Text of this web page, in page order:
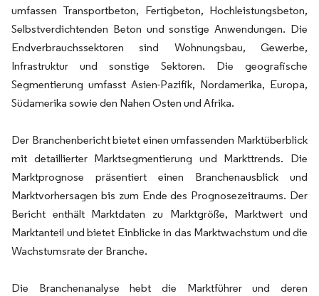
umfassen Transportbeton, Fertigbeton, Hochleistungsbeton,
Selbstverdichtenden Beton und sonstige Anwendungen. Die
Endverbrauchssektoren sind Wohnungsbau, Gewerbe,
Infrastruktur und sonstige Sektoren. Die geografische
Segmentierung umfasst Asien-Pazifik, Nordamerika, Europa,
Südamerika sowie den Nahen Osten und Afrika.
Der Branchenbericht bietet einen umfassenden Marktüberblick
mit detaillierter Marktsegmentierung und Markttrends. Die
Marktprognose präsentiert einen Branchenausblick und
Marktvorhersagen bis zum Ende des Prognosezeitraums. Der
Bericht enthält Marktdaten zu Marktgröße, Marktwert und
Marktanteil und bietet Einblicke in das Marktwachstum und die
Wachstumsrate der Branche.
Die Branchenanalyse hebt die Marktführer und deren